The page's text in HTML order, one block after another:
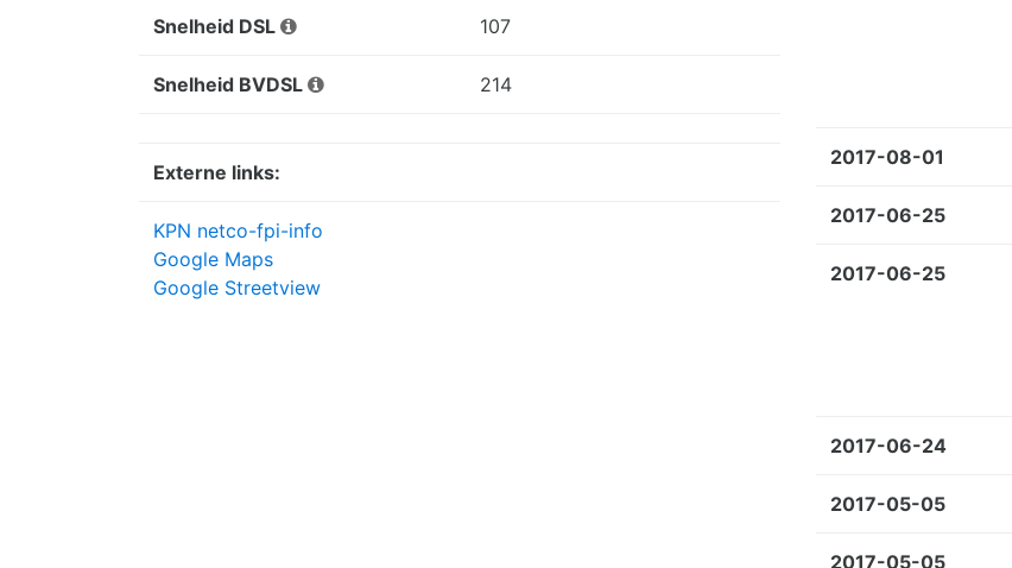
Snelheid DSL 107
Snelheid BVDSL 214
Externe links:
KPN netco-fpi-info
Google Maps
Google Streetview
2017-08-01
2017-06-25
2017-06-25
2017-06-24
2017-05-05
2017-05-05